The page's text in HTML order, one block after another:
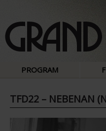
PROGRAM
TFD22 – NEBENAN